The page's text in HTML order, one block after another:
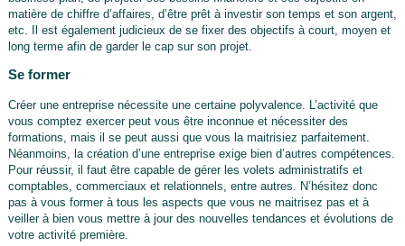
matière de chiffre d’affaires, d’être prêt à investir son temps et son argent,
etc. Il est également judicieux de se fixer des objectifs à court, moyen et
long terme afin de garder le cap sur son projet.
Se former
Créer une entreprise nécessite une certaine polyvalence. L’activité que
vous comptez exercer peut vous être inconnue et nécessiter des
formations, mais il se peut aussi que vous la maitrisiez parfaitement.
Néanmoins, la création d’une entreprise exige bien d’autres compétences.
Pour réussir, il faut être capable de gérer les volets administratifs et
comptables, commerciaux et relationnels, entre autres. N’hésitez donc
pas à vous former à tous les aspects que vous ne maitrisez pas et à
veiller à bien vous mettre à jour des nouvelles tendances et évolutions de
votre activité première.